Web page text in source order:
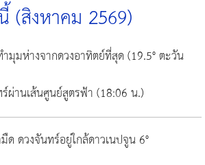
(สิงหาคม 2569)
มุมห่างจากดวงอาทิตย์ที่สุด (19.5° ตะวัน
ผ่านเส้นศูนย์สูตรฟ้า (18:06 น.)
มืด ดวงจันทร์อยู่ใกล้ดาวเนปจูน 6°